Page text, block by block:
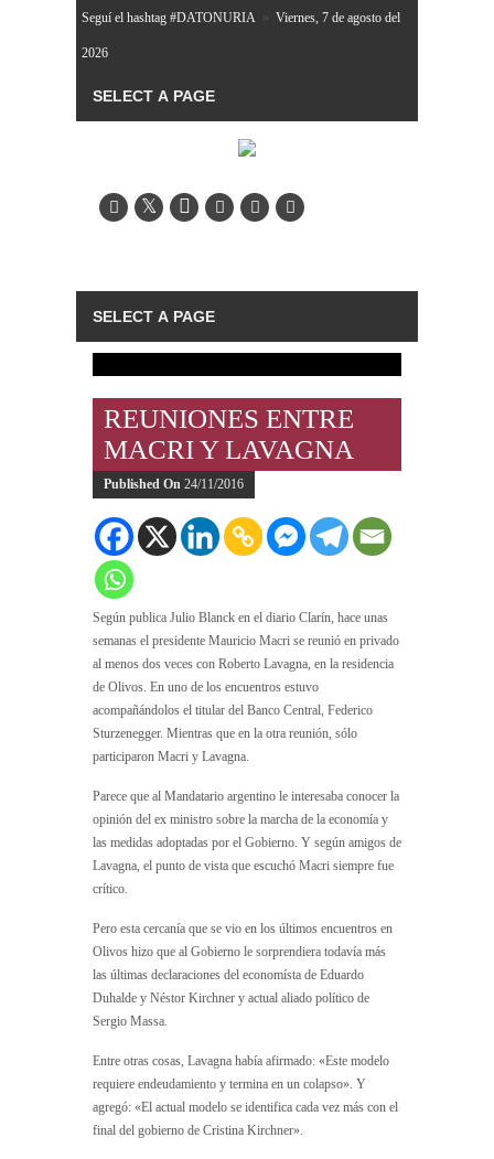
Seguí el hashtag #DATONURIA » Viernes, 7 de agosto del
2026
REUNIONES ENTRE
MACRI Y LAVAGNA
Published On 24/11/2016
Según publica Julio Blanck en el diario Clarín, hace unas
semanas el presidente Mauricio Macri se reunió en privado
al menos dos veces con Roberto Lavagna, en la residencia
de Olivos. En uno de los encuentros estuvo
acompañándolos el titular del Banco Central, Federico
Sturzenegger. Mientras que en la otra reunión, sólo
participaron Macri y Lavagna.
Parece que al Mandatario argentino le interesaba conocer la
opinión del ex ministro sobre la marcha de la economía y
las medidas adoptadas por el Gobierno. Y según amigos de
Lavagna, el punto de vista que escuchó Macri siempre fue
crítico.
Pero esta cercanía que se vio en los últimos encuentros en
Olivos hizo que al Gobierno le sorprendiera todavía más
las últimas declaraciones del economísta de Eduardo
Duhalde y Néstor Kirchner y actual aliado político de
Sergio Massa.
Entre otras cosas, Lavagna había afirmado: «Este modelo
requiere endeudamiento y termina en un colapso». Y
agregó: «El actual modelo se identifica cada vez más con el
final del gobierno de Cristina Kirchner».